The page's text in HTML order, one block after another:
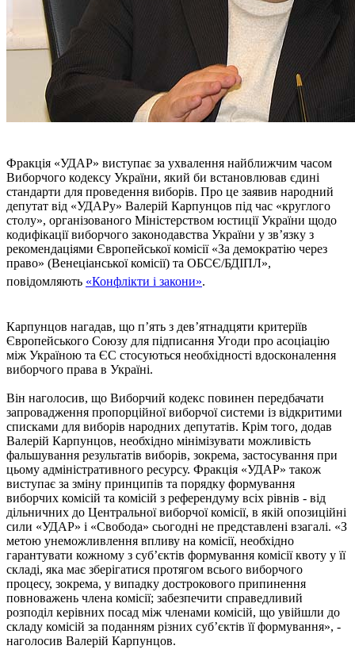
Фракція «УДАР» виступає за ухвалення найближчим часом
Виборчого кодексу України, який би встановлював єдині
стандарти для проведення виборів. Про це заявив народний
депутат від «УДАРу» Валерій Карпунцов під час «круглого
столу», організованого Міністерством юстиції України щодо
кодифікації виборчого законодавства України у зв’язку з
рекомендаціями Європейської комісії «За демократію через
право» (Венеціанської комісії) та ОБСЄ/БДІПЛ»,
повідомляють «Конфлікти і закони».
Карпунцов нагадав, що п’ять з дев’ятнадцяти критеріїв
Європейського Союзу для підписання Угоди про асоціацію
між Україною та ЄС стосуються необхідності вдосконалення
виборчого права в Україні.
Він наголосив, що Виборчий кодекс повинен передбачати
запровадження пропорційної виборчої системи із відкритими
списками для виборів народних депутатів. Крім того, додав
Валерій Карпунцов, необхідно мінімізувати можливість
фальшування результатів виборів, зокрема, застосування при
цьому адміністративного ресурсу. Фракція «УДАР» також
виступає за зміну принципів та порядку формування
виборчих комісій та комісій з референдуму всіх рівнів - від
дільничних до Центральної виборчої комісії, в якій опозиційні
сили «УДАР» і «Свобода» сьогодні не представлені взагалі. «З
метою унеможливлення впливу на комісії, необхідно
гарантувати кожному з суб’єктів формування комісії квоту у її
складі, яка має зберігатися протягом всього виборчого
процесу, зокрема, у випадку дострокового припинення
повноважень члена комісії; забезпечити справедливий
розподіл керівних посад між членами комісій, що увійшли до
складу комісій за поданням різних суб’єктів її формування», -
наголосив Валерій Карпунцов.